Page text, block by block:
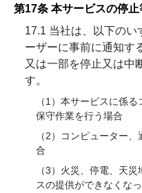
第17条 本サービスの停止
17.1 当社は、以下のい
ーザーに事前に通知す
又は一部を停止又は中
す。
（1）本サービスに係
保守作業を行う場合
（2）コンピューター
合
（3）火災、停電、天
スの提供ができなくな